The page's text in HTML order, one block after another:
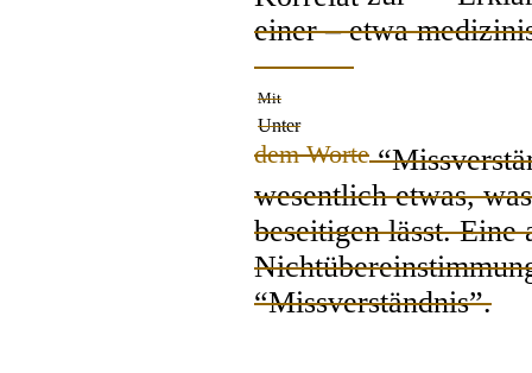
einer – etwa
Mit
Unter
dem Worte
wesentlich etwas,
beseitigen lässt. Eine
“Missverständnis”.